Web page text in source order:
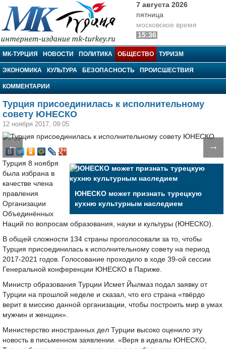
МК-Турция
7 августа 2026
пятница
московское время
15:36
МК-ТУРЦИЯ НОВОСТИ ПОЛИТИКА ОБЩЕСТВО ТУРИЗМ
ЭКОНОМИКА КУЛЬТУРА БЕЗОПАСНОСТЬ ПРОИСШЕСТВИЯ
КОММЕНТАРИИ
Турция присоединилась к исполнительному
совету ЮНЕСКО
12 ноября 2017, 09:05
← →
ЮНЕСКО может признать турецкую
кухню культурным наследием
Турция 8 ноября
была избрана в
качестве члена
правления
Организации
Объединённых
Наций по вопросам образования, науки и культуры (ЮНЕСКО).
В общей сложности 134 страны проголосовали за то, чтобы
Турция присоединилась к исполнительному совету на период
2017-2021 годов. Голосование проходило в ходе 39-ой сессии
Генеральной конференции ЮНЕСКО в Париже.
Министр образования Турции Исмет Йылмаз подал заявку от
Турции на прошлой неделе и сказал, что его страна «твёрдо
верит в миссию данной организации, чтобы построить мир в умах
мужчин и женщин».
Министерство иностранных дел Турции высоко оценило эту
новость в письменном заявлении. «Веря в идеалы ЮНЕСКО,